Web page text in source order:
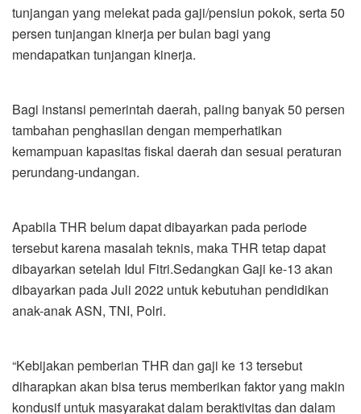
tunjangan yang melekat pada gaji/pensiun pokok, serta 50
persen tunjangan kinerja per bulan bagi yang
mendapatkan tunjangan kinerja.
Bagi instansi pemerintah daerah, paling banyak 50 persen
tambahan penghasilan dengan memperhatikan
kemampuan kapasitas fiskal daerah dan sesuai peraturan
perundang-undangan.
Apabila THR belum dapat dibayarkan pada periode
tersebut karena masalah teknis, maka THR tetap dapat
dibayarkan setelah Idul Fitri.Sedangkan Gaji ke-13 akan
dibayarkan pada Juli 2022 untuk kebutuhan pendidikan
anak-anak ASN, TNI, Polri.
“Kebijakan pemberian THR dan gaji ke 13 tersebut
diharapkan akan bisa terus memberikan faktor yang makin
kondusif untuk masyarakat dalam beraktivitas dan dalam